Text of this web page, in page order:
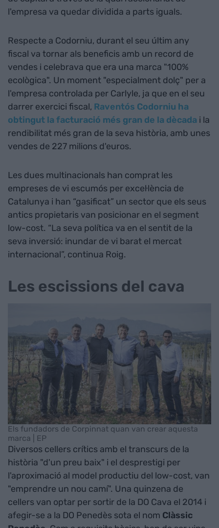
l'empresa va quedar dividida a parts iguals.
Respecte a Codorniu, durant el seu últim any
fiscal va tornar als beneficis amb un record de
vendes i celebrava que era una marca "100%
ecològica". Un moment "especialment dolç" per a
l'empresa controlada per Carlyle, ja que en el seu
darrer exercici fiscal, Raventós Codorniu ha
obtingut la facturació més gran de la dècada i la
rendibilitat més gran de la seva història, amb unes
vendes de 227 milions d'euros.
Les dues multinacionals han comprat les
empreses de vi escumós per excel·lència de
Catalunya i han “gasificat” un sector que els seus
antics propietaris van posicionar en el segment
low-cost. “La seva política va en el sentit de la
seva inversió: inundar de vi barat el mercat
internacional”, continua Roig.
Les escissions del cava
Els fundadors de Corpinnat quan van crear aquesta
marca | EP
Diversos cellers crítics amb el transcurs de la
història "d'un preu baix" i el desprestigi per
l'aproximació al model productiu del low-cost, van
"emprendre un nou camí". Una quinzena de
cellers van optar per sortir de la DO Cava el 2014 i
afegir-se a la DO Penedès sota el nom Clàssic